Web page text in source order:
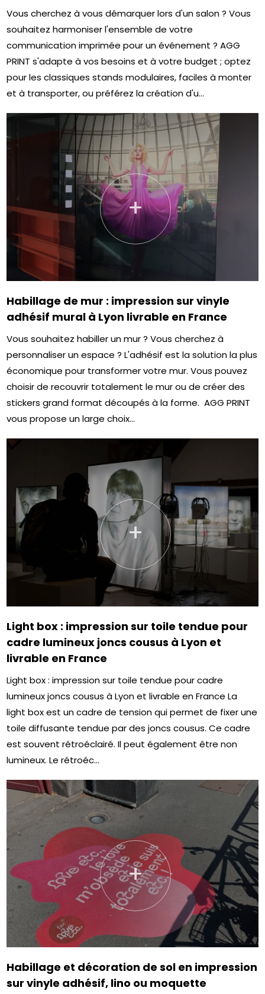
Vous cherchez à vous démarquer lors d'un salon ? Vous
souhaitez harmoniser l'ensemble de votre
communication imprimée pour un événement ? AGG
PRINT s'adapte à vos besoins et à votre budget ; optez
pour les classiques stands modulaires, faciles à monter
et à transporter, ou préférez la création d'u...
+
Habillage de mur : impression sur vinyle
adhésif mural à Lyon livrable en France
Vous souhaitez habiller un mur ? Vous cherchez à
personnaliser un espace ? L'adhésif est la solution la plus
économique pour transformer votre mur. Vous pouvez
choisir de recouvrir totalement le mur ou de créer des
stickers grand format découpés à la forme. AGG PRINT
vous propose un large choix...
+
Light box : impression sur toile tendue pour
cadre lumineux joncs cousus à Lyon et
livrable en France
Light box : impression sur toile tendue pour cadre
lumineux joncs cousus à Lyon et livrable en France La
light box est un cadre de tension qui permet de fixer une
toile diffusante tendue par des joncs cousus. Ce cadre
est souvent rétroéclairé. Il peut également être non
lumineux. Le rétroéc...
+
Habillage et décoration de sol en impression
sur vinyle adhésif, lino ou moquette